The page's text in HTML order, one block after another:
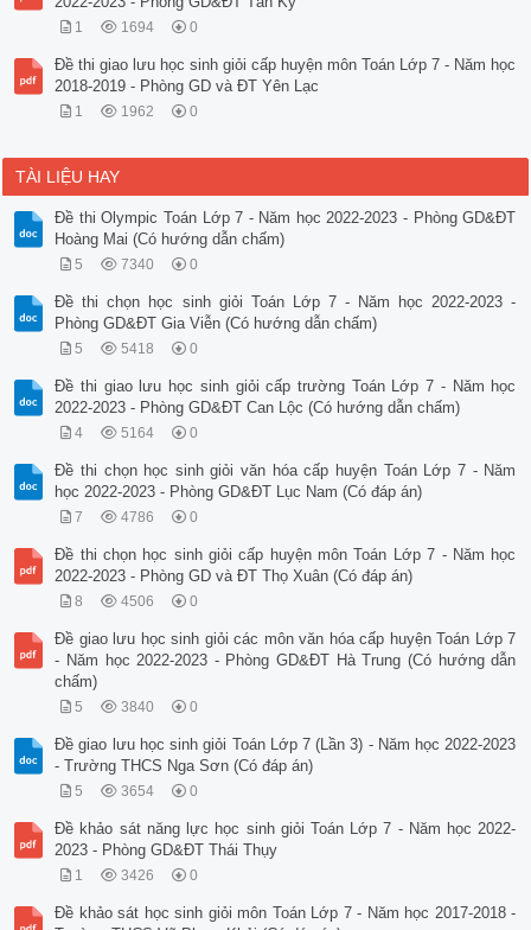
1 1694 0
Đề thi giao lưu học sinh giỏi cấp huyện môn Toán Lớp 7 - Năm học
2018-2019 - Phòng GD và ĐT Yên Lạc
1 1962 0
TÀI LIỆU HAY
Đề thi Olympic Toán Lớp 7 - Năm học 2022-2023 - Phòng GD&ĐT
Hoàng Mai (Có hướng dẫn chấm)
5 7340 0
Đề thi chọn học sinh giỏi Toán Lớp 7 - Năm học 2022-2023 -
Phòng GD&ĐT Gia Viễn (Có hướng dẫn chấm)
5 5418 0
Đề thi giao lưu học sinh giỏi cấp trường Toán Lớp 7 - Năm học
2022-2023 - Phòng GD&ĐT Can Lộc (Có hướng dẫn chấm)
4 5164 0
Đề thi chọn học sinh giỏi văn hóa cấp huyện Toán Lớp 7 - Năm
học 2022-2023 - Phòng GD&ĐT Lục Nam (Có đáp án)
7 4786 0
Đề thi chọn học sinh giỏi cấp huyện môn Toán Lớp 7 - Năm học
2022-2023 - Phòng GD và ĐT Thọ Xuân (Có đáp án)
8 4506 0
Đề giao lưu học sinh giỏi các môn văn hóa cấp huyện Toán Lớp 7
- Năm học 2022-2023 - Phòng GD&ĐT Hà Trung (Có hướng dẫn
chấm)
5 3840 0
Đề giao lưu học sinh giỏi Toán Lớp 7 (Lần 3) - Năm học 2022-2023
- Trường THCS Nga Sơn (Có đáp án)
5 3654 0
Đề khảo sát năng lực học sinh giỏi Toán Lớp 7 - Năm học 2022-
2023 - Phòng GD&ĐT Thái Thụy
1 3426 0
Đề khảo sát học sinh giỏi môn Toán Lớp 7 - Năm học 2017-2018 -